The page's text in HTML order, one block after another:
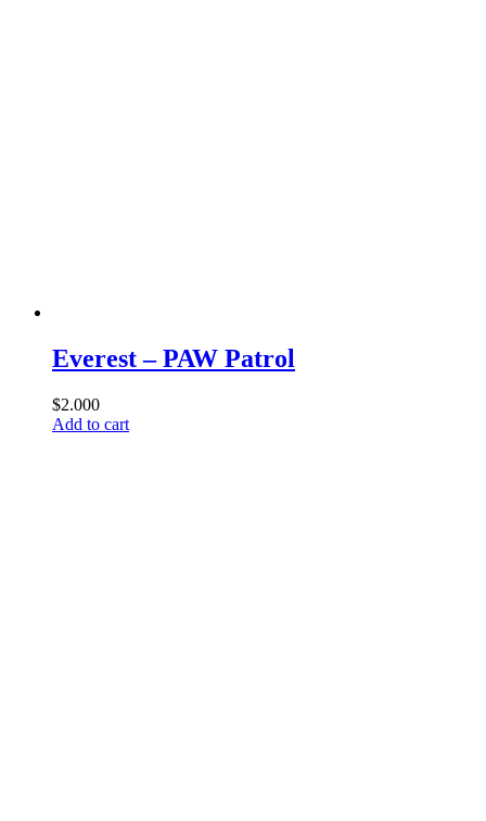
Everest – PAW Patrol
$2.000
Add to cart